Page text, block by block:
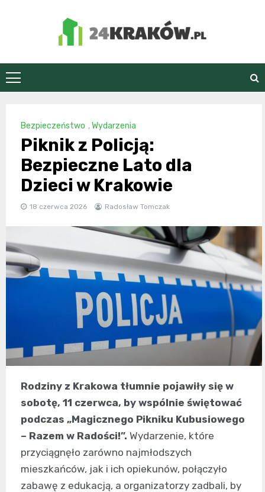
24Kraków.pl
Bezpieczeństwo ,Wydarzenia
Piknik z Policją:
Bezpieczne Lato dla
Dzieci w Krakowie
18 czerwca 2026 Radosław Tomczak
Rodziny z Krakowa tłumnie pojawiły się w
sobotę, 11 czerwca, by wspólnie świętować
podczas „Magicznego Pikniku Kubusiowego
– Razem w Radości!”. Wydarzenie, które
przyciągnęło zarówno najmłodszych
mieszkańców, jak i ich opiekunów, połączyło
zabawę z edukacją, a organizatorzy zadbali, by